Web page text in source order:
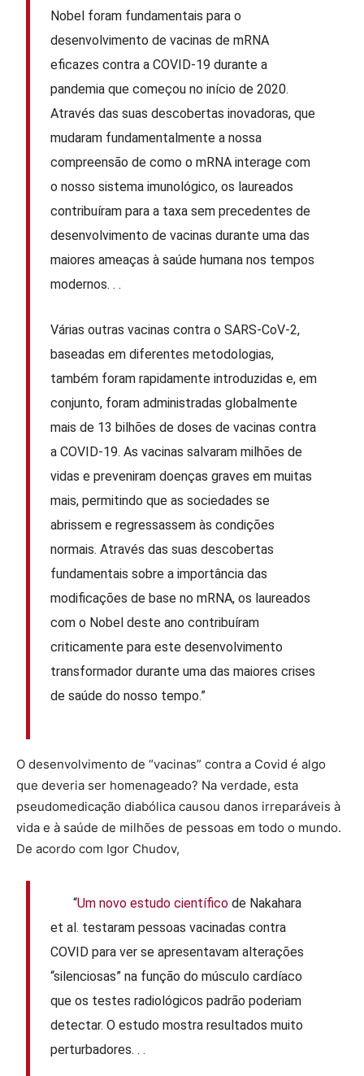
Nobel foram fundamentais para o
desenvolvimento de vacinas de mRNA
eficazes contra a COVID-19 durante a
pandemia que começou no início de 2020.
Através das suas descobertas inovadoras, que
mudaram fundamentalmente a nossa
compreensão de como o mRNA interage com
o nosso sistema imunológico, os laureados
contribuíram para a taxa sem precedentes de
desenvolvimento de vacinas durante uma das
maiores ameaças à saúde humana nos tempos
modernos. . .
Várias outras vacinas contra o SARS-CoV-2,
baseadas em diferentes metodologias,
também foram rapidamente introduzidas e, em
conjunto, foram administradas globalmente
mais de 13 bilhões de doses de vacinas contra
a COVID-19. As vacinas salvaram milhões de
vidas e preveniram doenças graves em muitas
mais, permitindo que as sociedades se
abrissem e regressassem às condições
normais. Através das suas descobertas
fundamentais sobre a importância das
modificações de base no mRNA, os laureados
com o Nobel deste ano contribuíram
criticamente para este desenvolvimento
transformador durante uma das maiores crises
de saúde do nosso tempo.”
O desenvolvimento de “vacinas” contra a Covid é algo
que deveria ser homenageado? Na verdade, esta
pseudomedicação diabólica causou danos irreparáveis à
vida e à saúde de milhões de pessoas em todo o mundo.
De acordo com Igor Chudov,
“Um novo estudo científico de Nakahara
et al. testaram pessoas vacinadas contra
COVID para ver se apresentavam alterações
“silenciosas” na função do músculo cardíaco
que os testes radiológicos padrão poderiam
detectar. O estudo mostra resultados muito
perturbadores. . .